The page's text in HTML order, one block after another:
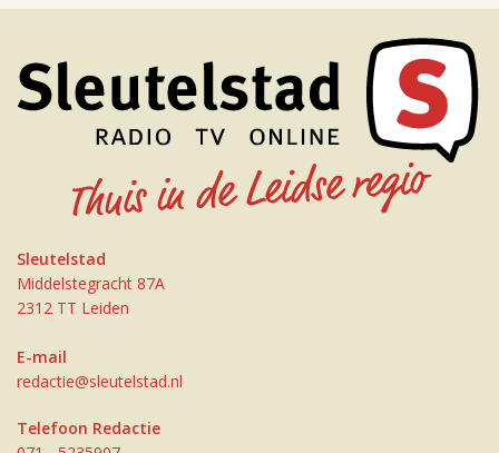
Sleutelstad
Middelstegracht 87A
2312 TT Leiden
E-mail
redactie@sleutelstad.nl
Telefoon Redactie